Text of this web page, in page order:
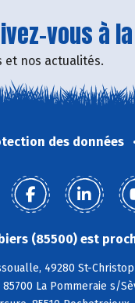
vous à
et nos actualités.
des données
(85500) est
49280 St-
La Pommeraie s/